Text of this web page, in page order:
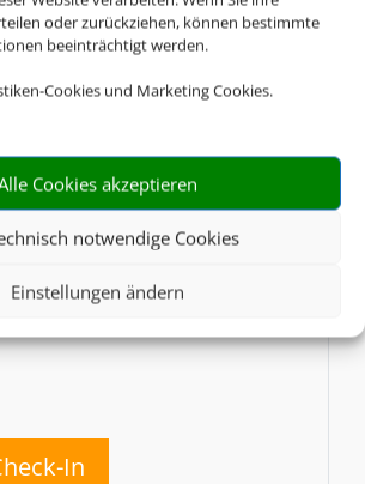
oder zurückziehen, können bestimmte
beeinträchtigt werden.
Cookies und Marketing Cookies.
Cookies akzeptieren
notwendige Cookies
Einstellungen ändern
In
In